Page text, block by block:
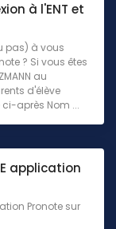
à l'ENT et
pas) à vous
? Si vous êtes
au
d'élève
après Nom ...
application
Pronote sur